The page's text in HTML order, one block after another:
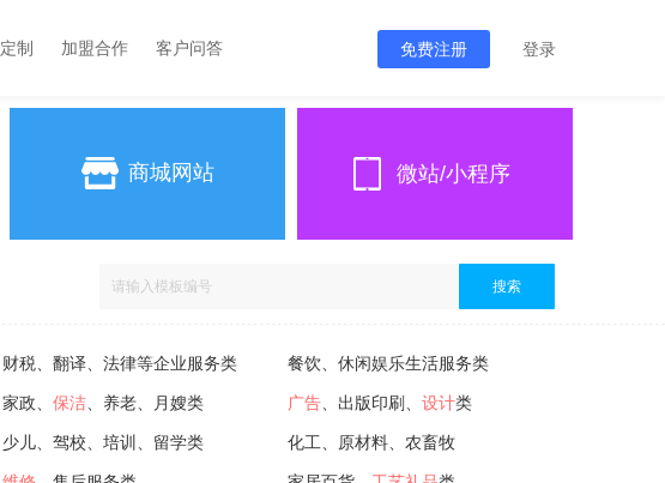
定制 加盟合作 客户问答 免费注册 登录
商城网站 微站/小程序
搜索
财税、翻译、法律等企业服务类 餐饮、休闲娱乐生活服务类
家政、 保洁 、养老、月嫂类 广告 、出版印刷、 设计类
少儿、驾校、培训、留学类 化工、原材料、农畜牧